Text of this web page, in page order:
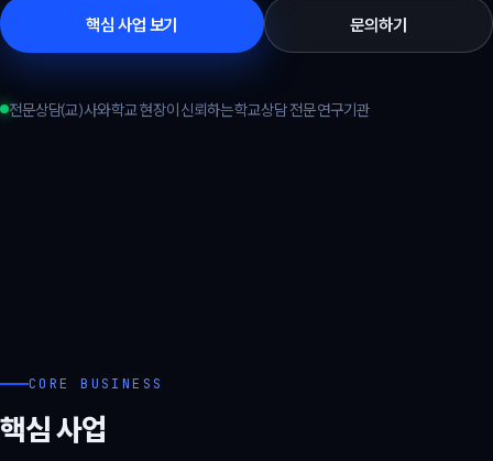
핵심 사업 보기 문의하기
전문상담(교)사와 학교 현장이 신뢰하는 학교상담 전문 연구기관
CORE BUSINESS
핵심 사업